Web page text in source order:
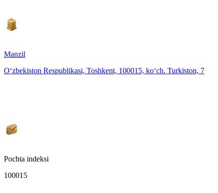
Manzil
O‘zbekiston Respublikasi, Toshkent, 100015, ko‘ch. Turkiston, 7
Pochta indeksi
100015